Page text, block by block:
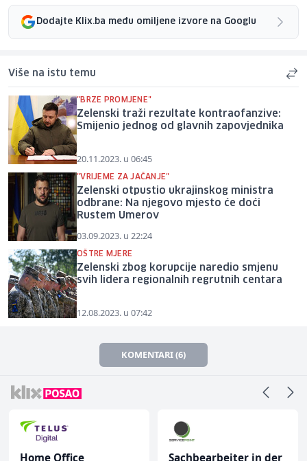
Dodajte Klix.ba među omiljene izvore na Googlu
Više na istu temu
"BRZE PROMJENE"
Zelenski traži rezultate kontraofanzive:
Smijenio jednog od glavnih zapovjednika
20.11.2023. u 06:45
"VRIJEME ZA JAČANJE"
Zelenski otpustio ukrajinskog ministra
odbrane: Na njegovo mjesto će doći
Rustem Umerov
03.09.2023. u 22:24
OŠTRE MJERE
Zelenski zbog korupcije naredio smjenu
svih lidera regionalnih regrutnih centara
12.08.2023. u 07:42
KOMENTARI (6)
Home Office
Sachbearbeiter in der